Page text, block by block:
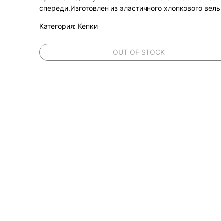
OUT OF STOCK
спереди.Изготовлен из эластичного хлопкового
Категория: Кепки